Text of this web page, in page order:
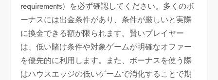
requirements）を必ず確認してください。多くのボ
ーナスには出金条件があり、条件が厳しいと実際
に換金できる額が限られます。賢いプレイヤー
は、低い賭け条件や対象ゲームが明確なオファー
を優先的に利用します。また、ボーナスを使う際
はハウスエッジの低いゲームで消化することで期